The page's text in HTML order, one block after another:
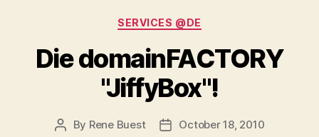
Categories
SERVICES @DE
Die domainFACTORY
"JiffyBox"!
Post
By Rene Buest
PostOctober 18, 2010